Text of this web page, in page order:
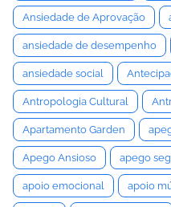
Ansiedade de Aprovação
ansiedade de desempenho
ansiedade social
Antropologia Cultural
Apartamento Garden
Apego Ansioso apego
apoio emocional apoio